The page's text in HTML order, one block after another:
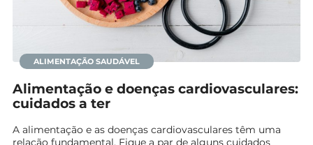
ALIMENTAÇÃO SAUDÁVEL
Alimentação e doenças cardiovasculares:
cuidados a ter
A alimentação e as doenças cardiovasculares têm uma
relação fundamental. Fique a par de alguns cuidados